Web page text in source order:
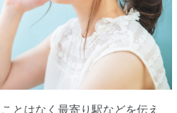
とはなく最寄り駅などを伝え